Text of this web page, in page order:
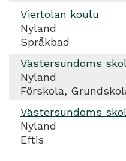
Viertolan koulu
Nyland
Språkbad
Västersundoms
Nyland
Förskola,
Västersundoms
Nyland
Eftis